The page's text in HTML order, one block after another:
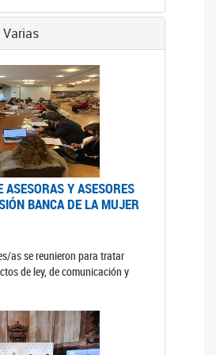
Varias
ASESORAS Y ASESORES
BANCA DE LA MUJER
as se reunieron para tratar
de ley, de comunicación y